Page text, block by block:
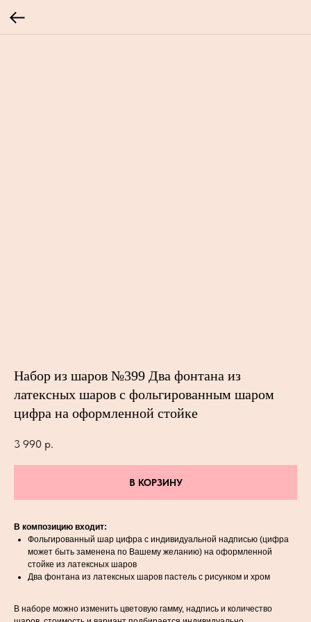
Набор из шаров №399 Два фонтана из
латексных шаров с фольгированным шаром
цифра на оформленной стойке
3 990 р.
В КОРЗИНУ
В композицию входит:
Фольгированный шар цифра с индивидуальной надписью (цифра
может быть заменена по Вашему желанию) на оформленной
стойке из латексных шаров
Два фонтана из латексных шаров пастель с рисунком и хром
В наборе можно изменить цветовую гамму, надпись и количество